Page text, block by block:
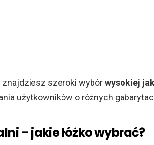
znajdziesz szeroki wybórwysokiej
użytkowników o różnych
– jakie łóżko wybrać?